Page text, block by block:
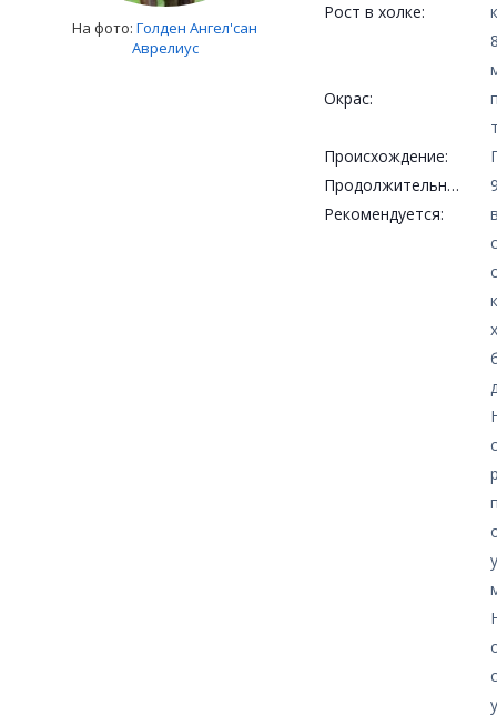
На фото: Голден Ангел'сан
Аврелиус
Рост в холке:
Окрас:
Происхождение:
Продолжительность жизни:
Рекомендуется: